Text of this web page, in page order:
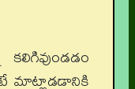
మాట్లాడడానికి